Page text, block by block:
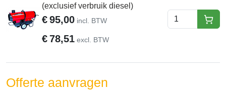
(exclusief verbruik diesel)
€95,00 incl. BTW
€78,51 excl. BTW
Offerte aanvragen